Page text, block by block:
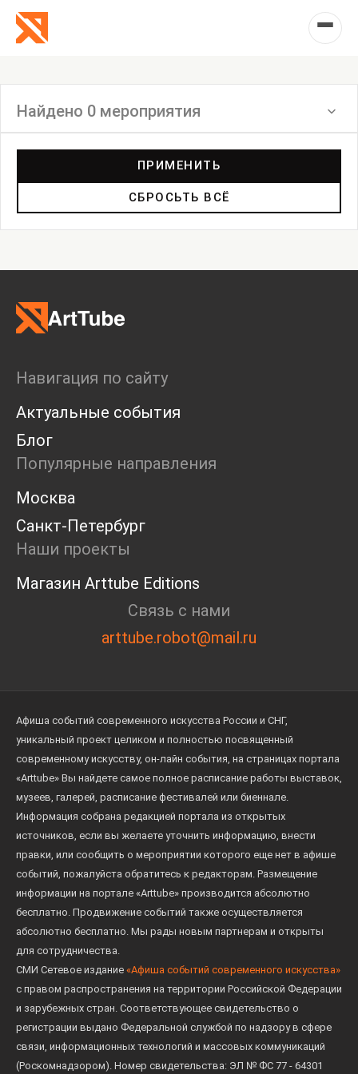
Найдено 0 мероприятия
Дискуссия
Пост-релиз
Пресс-конференция
Ярмарка
Open call
Экскурсия
Дискуссия
Cosmoscow 2024
Blazar 2024
Встречи
Круглый стол
ПРИМЕНИТЬ
СБРОСЬТЬ ВСЁ
Навигация по сайту
Актуальные события
Блог
Популярные направления
Москва
Санкт-Петербург
Наши проекты
Магазин Arttube Editions
Связь с нами
arttube.robot@mail.ru
Афиша событий современного искусства России и СНГ,
уникальный проект целиком и полностью посвященный
современному искусству, он-лайн события, на страницах портала
«Arttube» Вы найдете самое полное расписание работы выставок,
музеев, галерей, расписание фестивалей или биеннале.
Информация собрана редакцией портала из открытых
источников, если вы желаете уточнить информацию, внести
правки, или сообщить о мероприятии которого еще нет в афише
событий, пожалуйста обратитесь к редакторам. Размещение
информации на портале «Arttube» производится абсолютно
бесплатно. Продвижение событий также осуществляется
абсолютно бесплатно. Мы рады новым партнерам и открыты
для сотрудничества.
СМИ Сетевое издание «Афиша событий современного искусства»
с правом распространения на территории Российской Федерации
и зарубежных стран. Соответствующее свидетельство о
регистрации выдано Федеральной службой по надзору в сфере
связи, информационных технологий и массовых коммуникаций
(Роскомнадзором). Номер свидетельства: ЭЛ № ФС 77 - 64301